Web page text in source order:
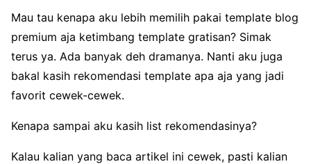
Mau tau kenapa aku lebih memilih pakai template blog
premium aja ketimbang template gratisan? Simak
terus ya. Ada banyak deh dramanya. Nanti aku juga
bakal kasih rekomendasi template apa aja yang jadi
favorit cewek-cewek.
Kenapa sampai aku kasih list rekomendasinya?
Kalau kalian yang baca artikel ini cewek, pasti kalian